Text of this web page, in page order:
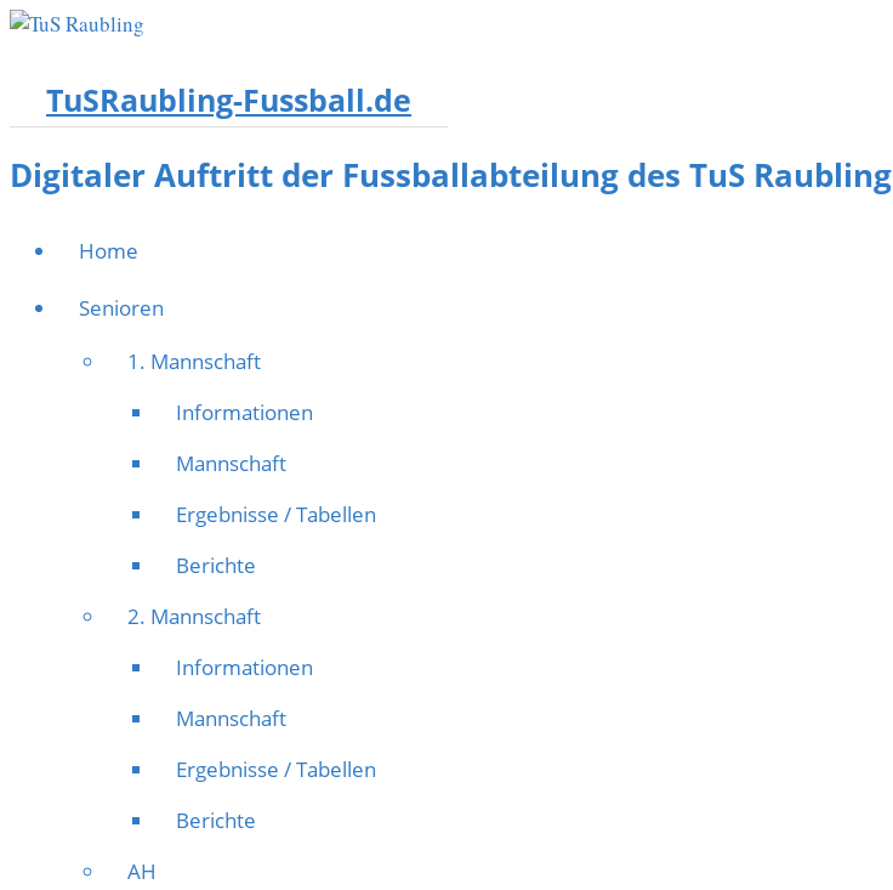
TuSRaubling-Fussball.de
Digitaler Auftritt der Fussballabteilung des TuS Raubling
Home
Senioren
1. Mannschaft
Informationen
Mannschaft
Ergebnisse / Tabellen
Berichte
2. Mannschaft
Informationen
Mannschaft
Ergebnisse / Tabellen
Berichte
AH